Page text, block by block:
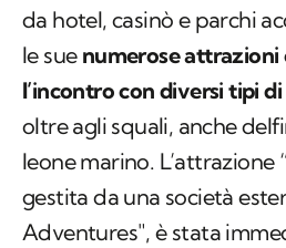
da hotel, casinò e parchi
le sue numerose
l’incontro con diversi tipi
oltre agli squali, anche
leone marino. L’attrazione
gestita da una società
Adventures", è stata